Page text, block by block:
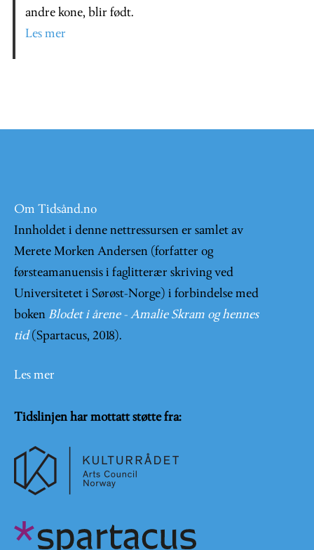
andre kone, blir født.
Les mer
Om Tidsånd.no
Innholdet i denne nettressursen er samlet av
Merete Morken Andersen (forfatter og
førsteamanuensis i faglitterær skriving ved
Universitetet i Sørøst-Norge) i forbindelse med
boken Blodet i årene - Amalie Skram og hennes
tid (Spartacus, 2018).
Les mer
Tidslinjen har mottatt støtte fra: